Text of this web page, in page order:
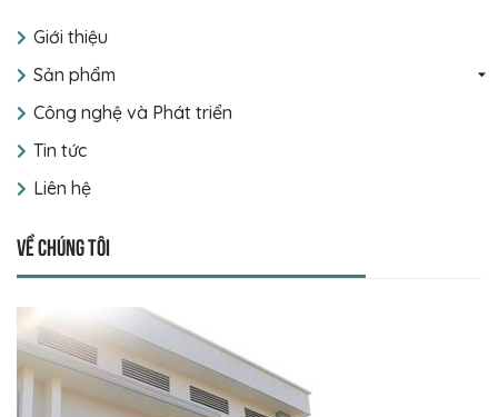
Giới thiệu
Sản phẩm
Công nghệ và Phát triển
Tin tức
Liên hệ
Về chúng tôi